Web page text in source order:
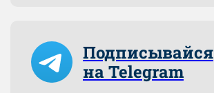
Подписывайся
на Telegram